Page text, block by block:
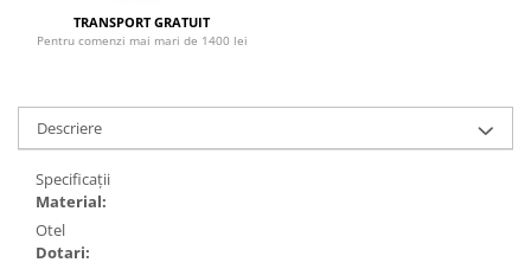
TRANSPORT GRATUIT
Pentru comenzi mai mari de 1400 lei
Descriere
Specificații
Material:
Otel
Dotari: